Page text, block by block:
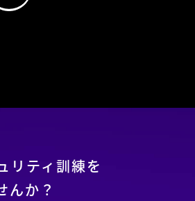
リティ訓練を
んか？